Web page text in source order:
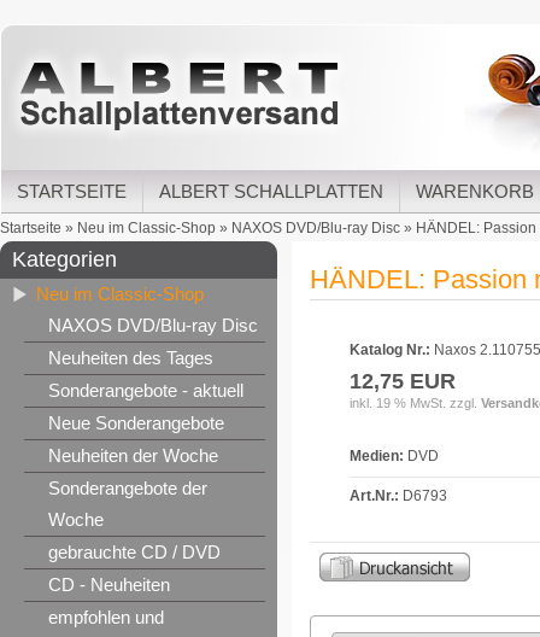
STARTSEITE ALBERT SCHALLPLATTEN WARENKORB
Startseite » Neu im Classic-Shop » NAXOS DVD/Blu-ray Disc » HÄNDEL:
Kategorien
Neu im Classic-Shop
NAXOS DVD/Blu-ray Disc
Neuheiten des Tages
Sonderangebote - aktuell
Neue Sonderangebote
Neuheiten der Woche
Sonderangebote der
Woche
gebrauchte CD / DVD
CD - Neuheiten
empfohlen und
HÄNDEL: Passion
Katalog Nr.: Naxos 2.110755
12,75 EUR
inkl. 19 % MwSt. zzgl.
Medien: DVD
Art.Nr.: D6793